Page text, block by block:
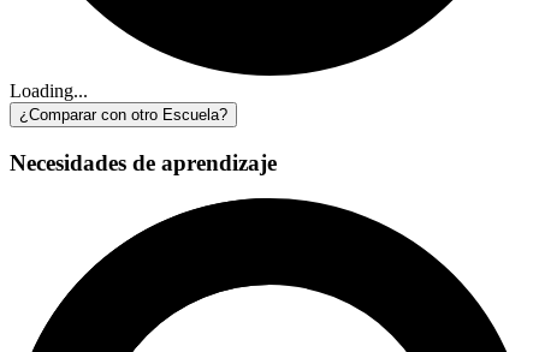
Loading...
¿Comparar con otro Escuela?
Necesidades de aprendizaje